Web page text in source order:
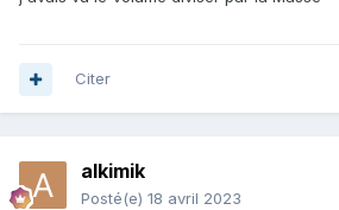
Citer
alkimik
Posté(e) 18 avril 2023